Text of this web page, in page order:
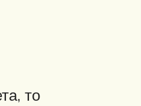
то